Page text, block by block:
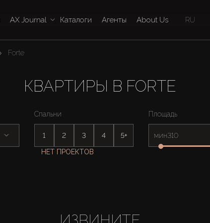
AX Journal Каталоги Агенты About Us RU
Forte
КВАРТИРЫ В FORTE
Спальни
1 2 3 4 5+
Площадь
мин
НЕТ ПРОЕКТОВ